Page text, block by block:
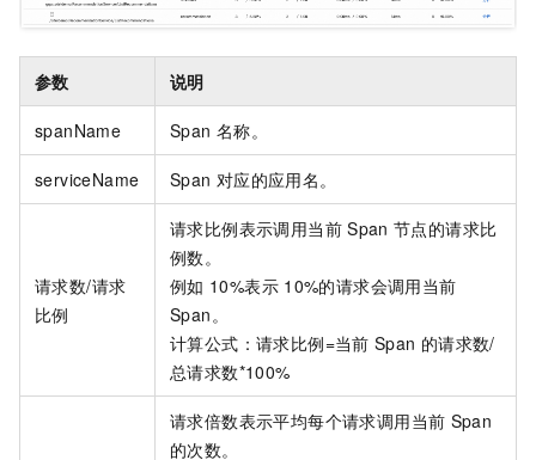
参数 说明
spanName Span 名称。
serviceName Span 对应的应用名。
请求数/请求
比例
请求比例表示调用当前 Span 节点的请求比
例数。
例如 10%表示 10%的请求会调用当前
Span。
计算公式：请求比例=当前 Span 的请求数/
总请求数*100%
请求倍数表示平均每个请求调用当前 Span
的次数。